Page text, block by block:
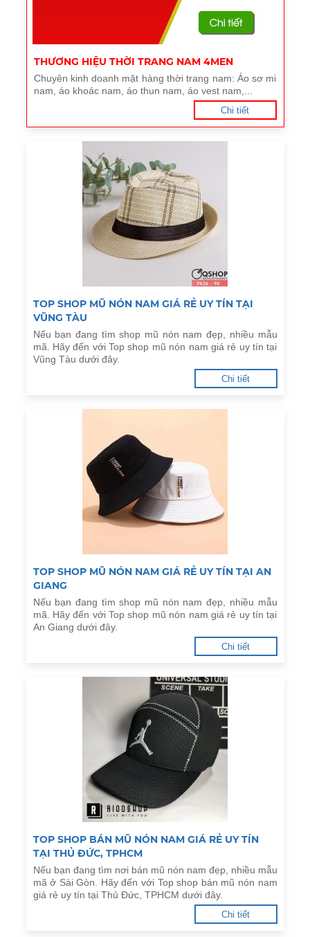
THƯƠNG HIỆU THỜI TRANG NAM 4MEN
Chuyên kinh doanh mặt hàng thời trang nam: Áo sơ mi
nam, áo khoác nam, áo thun nam, áo vest nam,...
Chi tiết
TOP SHOP MŨ NÓN NAM GIÁ RẺ UY TÍN TẠI
VŨNG TÀU
Nếu bạn đang tìm shop mũ nón nam đẹp, nhiều mẫu
mã. Hãy đến với Top shop mũ nón nam giá rẻ uy tín tại
Vũng Tàu dưới đây.
Chi tiết
TOP SHOP MŨ NÓN NAM GIÁ RẺ UY TÍN TẠI AN
GIANG
Nếu bạn đang tìm shop mũ nón nam đẹp, nhiều mẫu
mã. Hãy đến với Top shop mũ nón nam giá rẻ uy tín tại
An Giang dưới đây.
Chi tiết
TOP SHOP BÁN MŨ NÓN NAM GIÁ RẺ UY TÍN
TẠI THỦ ĐỨC, TPHCM
Nếu bạn đang tìm nơi bán mũ nón nam đẹp, nhiều mẫu
mã ở Sài Gòn. Hãy đến với Top shop bán mũ nón nam
giá rẻ uy tín tại Thủ Đức, TPHCM dưới đây.
Chi tiết